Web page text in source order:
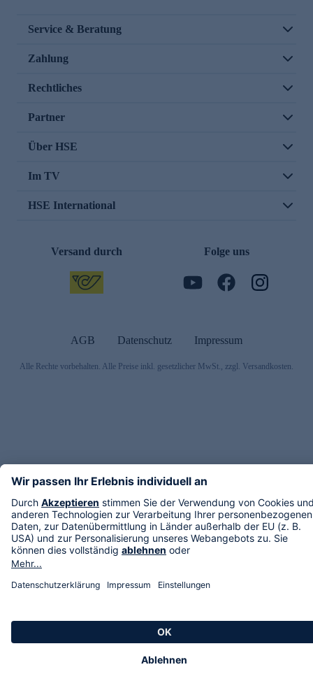
Service & Beratung
Zahlung
Rechtliches
Partner
Über HSE
Im TV
HSE International
Versand durch Folge uns
AGB Datenschutz Impressum
Alle Rechte vorbehalten. Alle Preise inkl. gesetzlicher MwSt., zzgl. Versandkosten.